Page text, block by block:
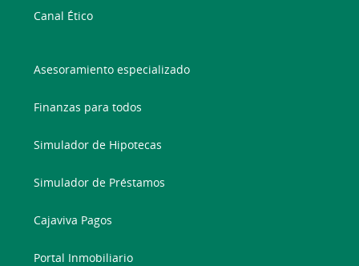
Canal Ético
Asesoramiento especializado
Finanzas para todos
Simulador de Hipotecas
Simulador de Préstamos
Cajaviva Pagos
Portal Inmobiliario